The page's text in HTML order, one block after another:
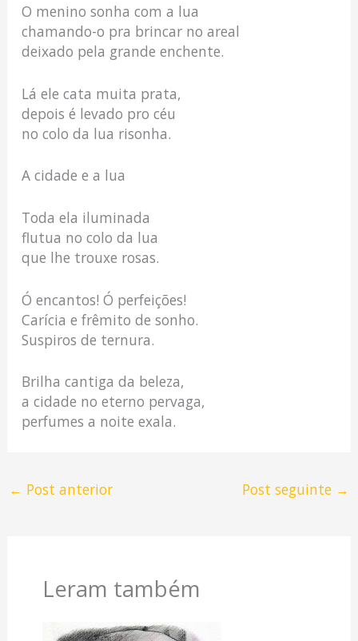
O menino sonha com a lua
chamando-o pra brincar no areal
deixado pela grande enchente.
Lá ele cata muita prata,
depois é levado pro céu
no colo da lua risonha.
A cidade e a lua
Toda ela iluminada
flutua no colo da lua
que lhe trouxe rosas.
Ó encantos! Ó perfeições!
Carícia e frêmito de sonho.
Suspiros de ternura.
Brilha cantiga da beleza,
a cidade no eterno pervaga,
perfumes a noite exala.
← Post anterior Post seguinte →
Leram também